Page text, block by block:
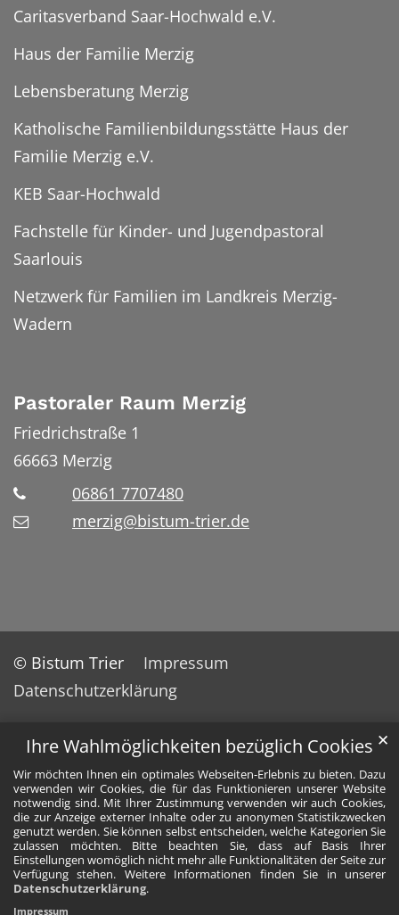
Ihre Wahlmöglichkeiten bezüglich Cookies
Wir möchten Ihnen ein optimales Webseiten-Erlebnis zu bieten. Dazu
verwenden wir Cookies, die für das Funktionieren unserer Website
notwendig sind. Mit Ihrer Zustimmung verwenden wir auch Cookies,
die zur Anzeige externer Inhalte oder zu anonymen Statistikzwecken
genutzt werden. Sie können selbst entscheiden, welche Kategorien Sie
zulassen möchten. Bitte beachten Sie, dass auf Basis Ihrer
Einstellungen womöglich nicht mehr alle Funktionalitäten der Seite zur
Verfügung stehen. Weitere Informationen finden Sie in unserer
Datenschutzerklärung.
✕
Impressum
Caritasverband Saar-Hochwald e.V.
Haus der Familie Merzig
Lebensberatung Merzig
Katholische Familienbildungsstätte Haus der
Familie Merzig e.V.
KEB Saar-Hochwald
Fachstelle für Kinder- und Jugendpastoral
Saarlouis
Netzwerk für Familien im Landkreis Merzig-
Wadern
Pastoraler Raum Merzig
Friedrichstraße 1
66663 Merzig
06861 7707480
merzig@bistum-trier.de
© Bistum Trier
Impressum
Datenschutzerklärung